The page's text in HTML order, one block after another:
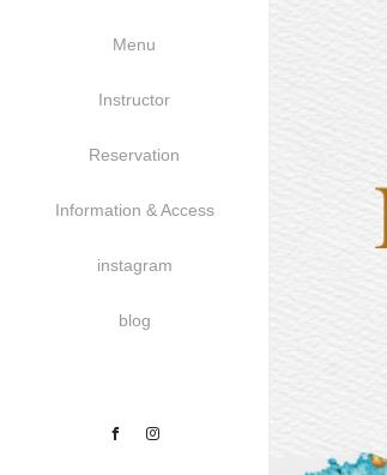
Menu
Instructor
Reservation
Information & Access
instagram
blog
Facebook